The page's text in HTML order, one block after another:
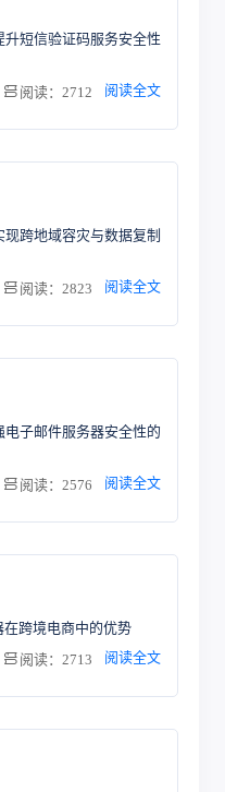
短信验证码服务安全性
阅读：2712 阅读全文
跨地域容灾与数据复制
阅读：2823 阅读全文
子邮件服务器安全性的
阅读：2576 阅读全文
跨境电商中的优势
阅读：2713 阅读全文